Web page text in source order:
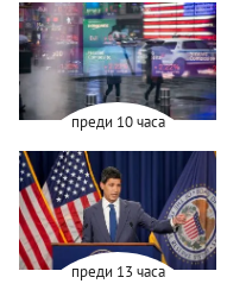
преди 10 часа
преди 13 часа